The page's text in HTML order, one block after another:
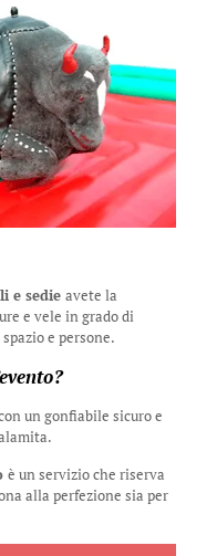
e sedie avete la
e vele in grado di
e persone.
un gonfiabile sicuro e
è un servizio che riserva
alla perfezione sia per